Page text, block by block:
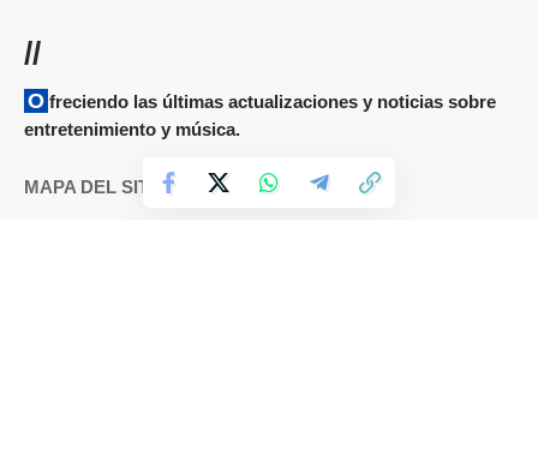
//
Ofreciendo las últimas actualizaciones y noticias sobre
entretenimiento y música.
MAPA DEL SITIO